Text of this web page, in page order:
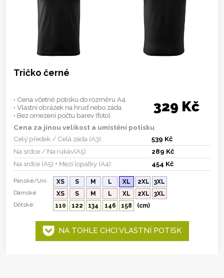
Tričko černé
• Cena včetně potisku do rozměru A4.
• Vlastní obrázek na hruď nebo záda.
• Bez omezení počtu barev (foto).
329 Kč
Cena za jinou velikost a umístění potisku
Celý předek / Celá záda (A3):
539 Kč
Na srdce / Na rukáv(A5):
289 Kč
Na srdce (A5) + Mezi lopatky (A4):
454 Kč
Pánské/Uni: XS S M L XL 2XL
3XL
Dámské:
XS S M L XL 2XL
3XL
Dětské:
110 122 134 146 158 (cm)
NA TOHLE CHCI VLASTNÍ POTISK